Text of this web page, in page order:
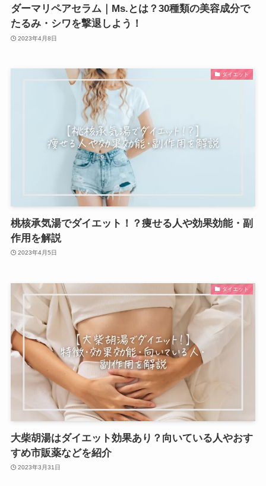
ダーマリペアセラム｜Ms.とは？30種類の美容成分で
たるみ・シワを撃退しよう！
2023年4月8日
ダイエット
桃核承気湯でダイエット！？痩せる人や効果効能・副
作用を解説
2023年4月5日
ダイエット
大柴胡湯はダイエット効果あり？向いている人やおす
すめ市販薬などを紹介
2023年3月31日